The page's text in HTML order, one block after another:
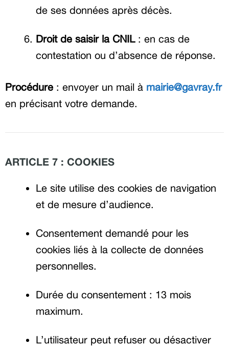
de ses données après décès.
Droit de saisir la CNIL: en cas de
contestation ou d’absence de réponse.
Procédure : envoyer un mail à mairie@gavray.fr
en précisant votre demande.
ARTICLE 7 : COOKIES
Le site utilise des cookies de navigation
et de mesure d’audience.
Consentement demandé pour les
cookies liés à la collecte de données
personnelles.
Durée du consentement : 13 mois
maximum.
L’utilisateur peut refuser ou désactiver